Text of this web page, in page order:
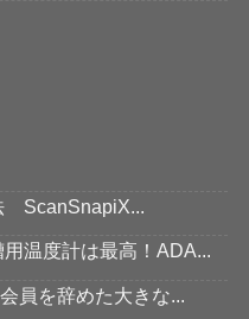
ScanSnapiX...
温度計は最高！ADA...
員を辞めた大きな...